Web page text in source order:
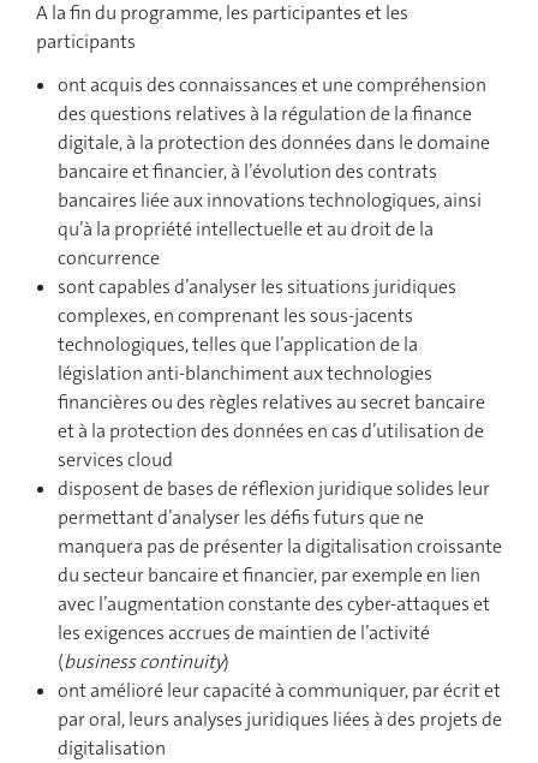
A la fin du programme, les participantes et les
participants
ont acquis des connaissances et une compréhension
des questions relatives à la régulation de la finance
digitale, à la protection des données dans le domaine
bancaire et financier, à l’évolution des contrats
bancaires liée aux innovations technologiques, ainsi
qu’à la propriété intellectuelle et au droit de la
concurrence
sont capables d’analyser les situations juridiques
complexes, en comprenant les sous-jacents
technologiques, telles que l’application de la
législation anti-blanchiment aux technologies
financières ou des règles relatives au secret bancaire
et à la protection des données en cas d’utilisation de
services cloud
disposent de bases de réflexion juridique solides leur
permettant d’analyser les défis futurs que ne
manquera pas de présenter la digitalisation croissante
du secteur bancaire et financier, par exemple en lien
avec l’augmentation constante des cyber-attaques et
les exigences accrues de maintien de l’activité
(business continuity)
ont amélioré leur capacité à communiquer, par écrit et
par oral, leurs analyses juridiques liées à des projets de
digitalisation